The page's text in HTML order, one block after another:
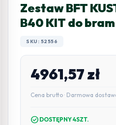
Zestaw BFT
B40 KIT do
SKU: 52556
4961,57zł
Cena brutto · Darmowa
check_circle DOSTĘPNY 4SZT.